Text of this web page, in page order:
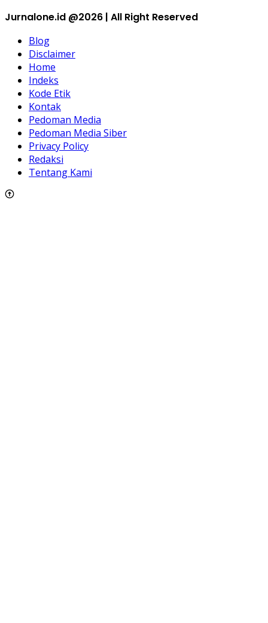
Jurnalone.id @2026 | All Right Reserved
Blog
Disclaimer
Home
Indeks
Kode Etik
Kontak
Pedoman Media
Pedoman Media Siber
Privacy Policy
Redaksi
Tentang Kami